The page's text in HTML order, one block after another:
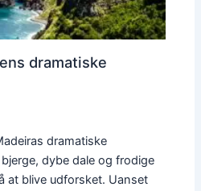
dramatiske
dramatiske
dybe dale og frodige
at blive udforsket. Uanset